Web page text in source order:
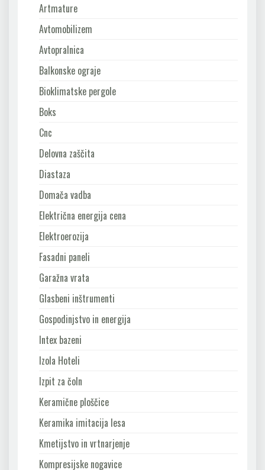
Artmature
Avtomobilizem
Avtopralnica
Balkonske ograje
Bioklimatske pergole
Boks
Cnc
Delovna zaščita
Diastaza
Domača vadba
Električna energija cena
Elektroerozija
Fasadni paneli
Garažna vrata
Glasbeni inštrumenti
Gospodinjstvo in energija
Intex bazeni
Izola Hoteli
Izpit za čoln
Keramične ploščice
Keramika imitacija lesa
Kmetijstvo in vrtnarjenje
Kompresijske nogavice